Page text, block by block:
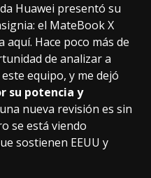
Huawei presentó su
el MateBook X
aquí. Hace poco más de
de analizar a
equipo, y me dejó
su potencia y
nueva revisión es sin
se está viendo
sostienen EEUU y